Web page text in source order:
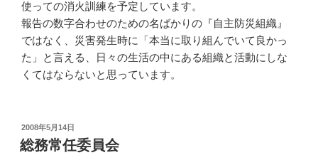
使っての消火訓練を予定しています。
報告の数字合わせのための名ばかりの『自主防災組織』
ではなく、災害発生時に「本当に取り組んでいて良かっ
た」と言える、日々の生活の中にある組織と活動にしな
くてはならないと思っています。
投
稿
日:
2008年5月14日
総務常任委員会